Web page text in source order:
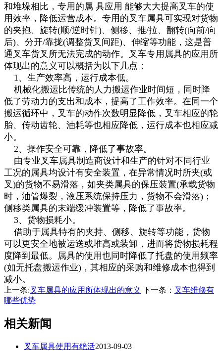
和堆垛相比，专用的属 具应用 能够大大提高叉车的使
用效率，降低运营成本。专用的叉车属具可实现对货物
的夹抱、旋转(顺/逆时针)、侧移、推/拉、翻转(向前/向
后)、分开/靠拢(调整货叉间距)、伸缩等功能，这是普
通叉车货叉所无法完成的动作。叉车专用属具的应用所
体现出的意义可以概括为以下几点：
1、生产效率高，运行成本低。
机械化搬运比传统的人力搬运作业时间短，同时降
低了劳动力的支出和成本，提高了工作效率。在同一个
搬运循环中，叉车的动作次数明显降低，叉车相应的轮
胎、传动齿轮、油耗等也相应降低，运行成本也相应减
小。
2、操作安全可靠，降低了事故率。
由专业叉车属具制造商设计和生产的针对不同行业
工况的属具均设计有安全装置，在异常情况时所夹(或
叉)的货物不易滑落，如夹类属具的保压装置(承载货物
时，油管爆裂，液压系统保持压力，货物不会滑落)；
侧移类属具的末端缓冲装置等，降低了事故率。
3、货物损耗小。
借助于属具特有的夹持、侧移、旋转等功能，货物
可以更安全地被运送或堆高或装卸，进而将货物损耗程
度降到最低。属具的使用也同时降低了托盘的使用频率
(如无托盘搬运作业)，其相应的采购和维修成本也得到
减小。
上一条:叉车属具的应用所体现出的意义 下一条： 叉车维修有
哪些优势
相关新闻
叉车属具使用有绝活2013-09-03